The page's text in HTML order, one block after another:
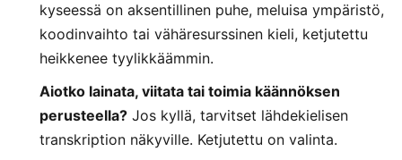
kyseessä on aksentillinen puhe, meluisa ympäristö,
koodinvaihto tai vähäresurssinen kieli, ketjutettu
heikkenee tyylikkäämmin.
Aiotko lainata, viitata tai toimia käännöksen
perusteella? Jos kyllä, tarvitset lähdekielisen
transkription näkyville. Ketjutettu on valinta.